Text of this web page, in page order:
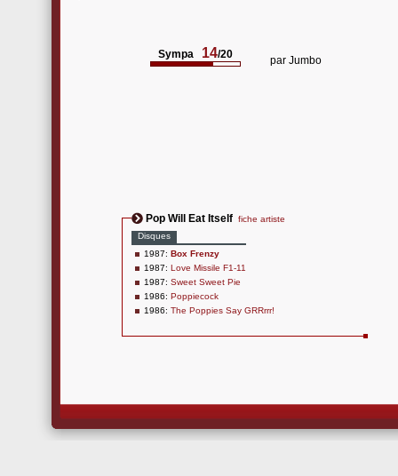
Sympa 14/20 par Jumbo
Pop Will Eat Itself fiche artiste
Disques
1987: Box Frenzy
1987: Love Missile F1-11
1987: Sweet Sweet Pie
1986: Poppiecock
1986: The Poppies Say GRRrrr!